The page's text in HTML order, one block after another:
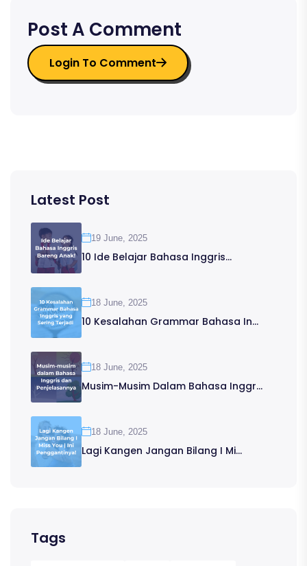
Post A Comment
Login To Comment
Latest Post
19 June, 2025
10 Ide Belajar Bahasa Inggris...
18 June, 2025
10 Kesalahan Grammar Bahasa In...
18 June, 2025
Musim-Musim Dalam Bahasa Inggr...
18 June, 2025
Lagi Kangen Jangan Bilang I Mi...
Tags